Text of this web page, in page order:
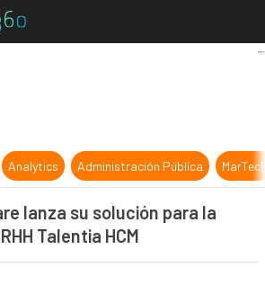
Talentia Software lanza su
Analytics Administración Pública
lanza su solución para la
Talentia HCM